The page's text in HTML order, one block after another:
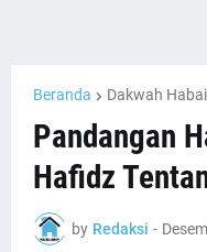
Beranda Dakwah
Pandangan
Hafidz
by Redaksi -